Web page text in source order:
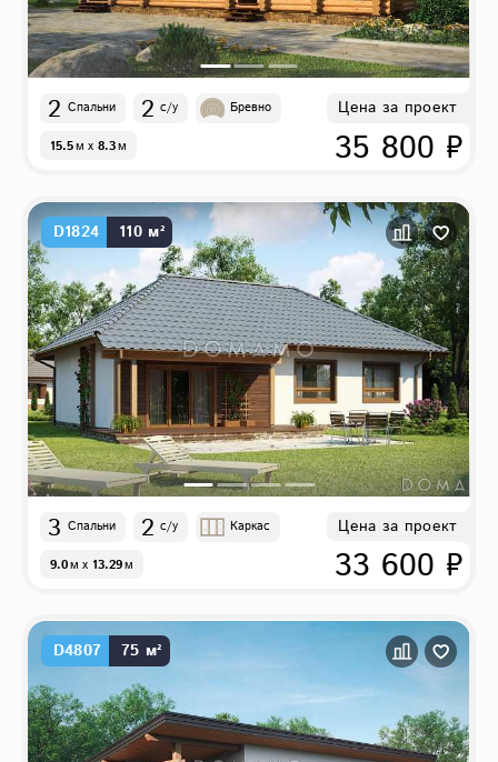
2 Спальни 2 с/у Бревно
15.5м x 8.3м
Цена за проект
35 800 ₽
D1824 110 м²
3 Спальни 2 с/у Каркас
9.0м x 13.29м
Цена за проект
33 600 ₽
D4807 75 м²